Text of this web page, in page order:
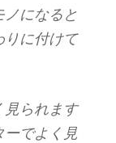
ノになると
りに付けて
見られます
ーでよく見